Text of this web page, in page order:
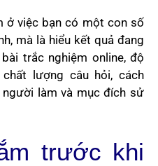
ở việc bạn có một con số
mà là hiểu kết quả đang
trắc nghiệm online, độ
lượng câu hỏi, cách
làm và mục đích sử
trước khi